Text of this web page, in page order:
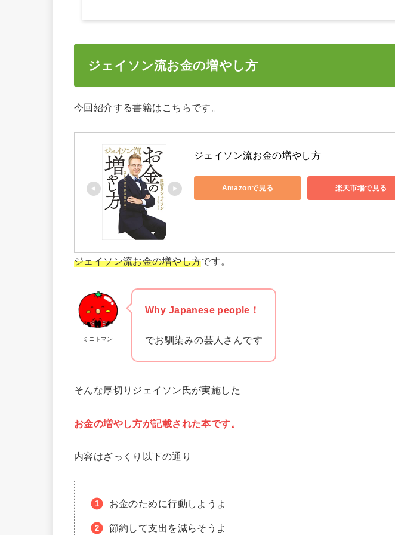
ジェイソン流お金の増やし方
今回紹介する書籍はこちらです。
ジェイソン流お金の増やし方
Amazonで見る 楽天市場で見る
ジェイソン流お金の増やし方です。
ミニトマン
Why Japanese people！
でお馴染みの芸人さんです
そんな厚切りジェイソン氏が実施した
お金の増やし方が記載された本です。
内容はざっくり以下の通り
お金のために行動しようよ
節約して支出を減らそうよ